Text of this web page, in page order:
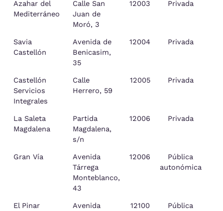
Azahar del
Mediterráneo
Calle San
Juan de
Moró, 3
12003 Privada
Savia
Castellón
Avenida de
Benicasim,
35
12004 Privada
Castellón
Servicios
Integrales
Calle
Herrero, 59
12005 Privada
La Saleta
Magdalena
Partida
Magdalena,
s/n
12006 Privada
Gran Vía
Avenida
Tárrega
Monteblanco,
43
12006
Pública
autonómica
El Pinar
Avenida
12100
Pública